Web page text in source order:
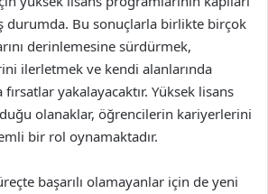
durumda. Bu sonuçlarla birlikte birçok
derinlemesine sürdürmek,
ilerletmek ve kendi alanlarında
yakalayacaktır. Yüksek lisans
olanaklar, öğrencilerin kariyerlerini
bir rol oynamaktadır.
başarılı olamayanlar için de yeni